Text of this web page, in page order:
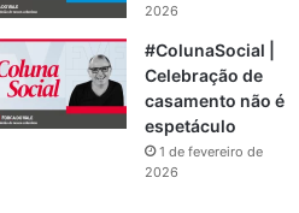
2026
#ColunaSocial |
Celebração de
casamento não é
espetáculo
1 de fevereiro de
2026